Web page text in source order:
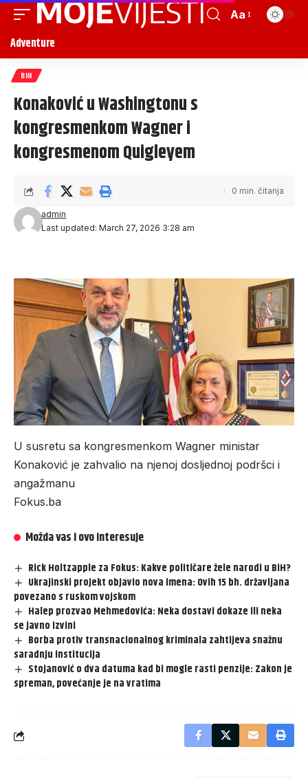
Aa
Adventure
BIH
Konaković u Washingtonu s
kongresmenkom Wagner i
kongresmenom Quigleyem
Last updated: March 27, 2026 3:28 am
admin
0 min. čitanja
U susretu sa kongresmenkom Wagner ministar
Konaković je zahvalio na njenoj dosljednoj podršci i
angažmanu
Fokus.ba
Možda vas i ovo interesuje
Rick Holtzapple za Fokus: Kakve političare žele narodi u BiH?
Ukrajinski projekt objavio nova imena: Ovih 15 bh. državljana
povezano s ruskom vojskom
Halep prozvao Mehmedovića: Neka dostavi dokaze ili neka
se javno izvini
Borba protiv transnacionalnog kriminala zahtijeva snažnu
saradnju institucija
Stojanović o dva datuma kad bi mogle rasti penzije: Zakon je
spreman, povećanje je na vratima